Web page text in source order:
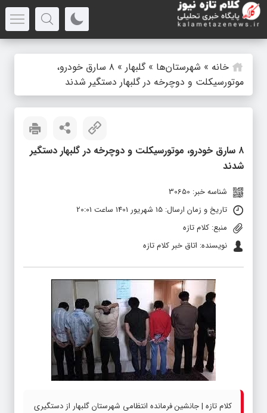
خانه » شهرستان‌ها »گلبهار »
۸ سارق خودرو،
موتورسیکلت و دوچرخه در گلبهار دستگیر شدند
۸ سارق خودرو، موتورسیکلت و دوچرخه در گلبهار دستگیر
شدند
شناسه خبر: 30650
تاریخ و زمان ارسال: 15 شهریور 1401 ساعت 20:01
منبع: کلام تازه
نویسنده: اتاق خبر کلام تازه
کلام تازه | جانشین فرمانده انتظامی شهرستان گلبهار از دستگيری